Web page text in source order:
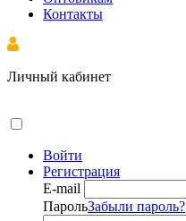
Контакты
Личный кабинет
Войти
Регистрация
E-mail
ПарольЗабыли пароль?